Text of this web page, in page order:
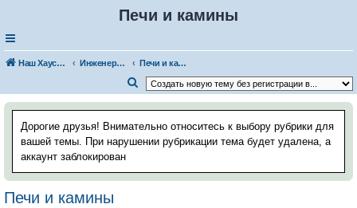
Печи и камины
Наш Хаус-форум Инженерные системы
Печи и камины
о
с
Дорогие друзья! Внимательно относитесь к выбору рубрики для
вашей темы. При нарушении рубрикации тема будет удалена, а
аккаунт заблокирован
Печи и камины